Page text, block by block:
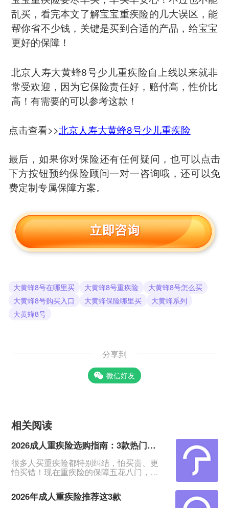
乱买，看完本文了解宝宝重疾险的几大误区，能
帮你省不少钱，关键是买到合适的产品，给宝宝
更好的保障！
北京人寿大黄蜂8号少儿重疾险自上线以来就非
常受欢迎，因为它保险责任好，赔付高，性价比
高！有需要的可以参考这款！
点击查看>>北京人寿大黄蜂8号少儿重疾险
最后，如果你对保险还有任何疑问，也可以点击
下方按钮预约保险顾问一对一咨询哦，还可以免
费定制专属保障方案。
大黄蜂8号在哪里买 大黄蜂8号重疾险
大黄蜂8号怎么买
大黄蜂8号购买入口
大黄蜂保险哪里买
大黄蜂系列
大黄蜂8号
分享到
微信好友
相关阅读
2026成人重疾险选购指南：3款热门产品全面测评
很多人买重疾险都特别纠结，怕买贵、更
怕买错！现在重疾险的保障五花八门，条
专门对比整理了2026年市面上口碑、性价
比都靠前的3款成人重疾险，不管你是预算
2026年成人重疾险推荐这3款